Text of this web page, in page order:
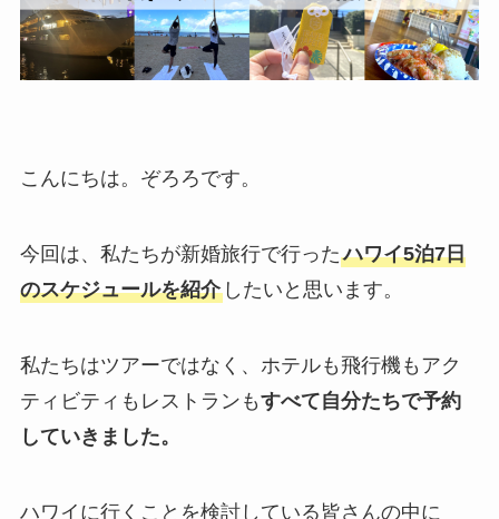
こんにちは。ぞろろです。
今回は、私たちが新婚旅行で行ったハワイ5泊7日
のスケジュールを紹介したいと思います。
私たちはツアーではなく、ホテルも飛行機もアク
ティビティもレストランもすべて自分たちで予約
していきました。
ハワイに行くことを検討している皆さんの中に